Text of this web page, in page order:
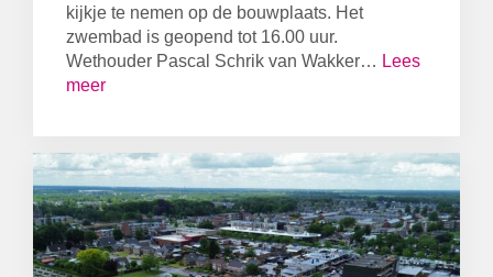
kijkje te nemen op de bouwplaats. Het
zwembad is geopend tot 16.00 uur.
Wethouder Pascal Schrik van Wakker… Lees
meer